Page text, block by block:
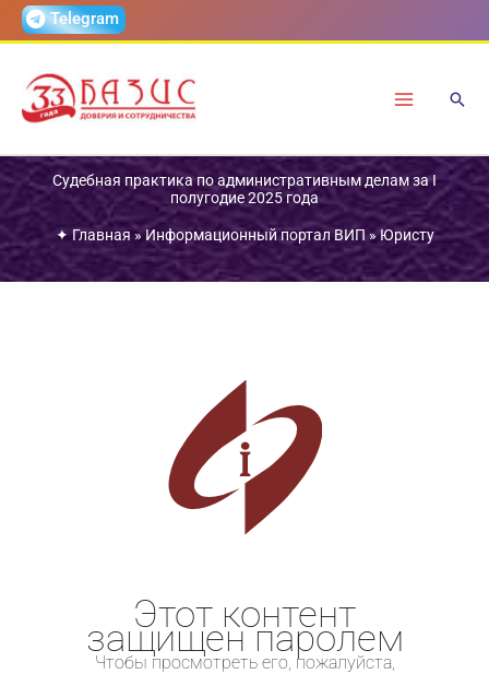
ПерейтиTelegram
Судебная практика по административным делам за I
полугодие 2025 года
✦ Главная»Информационный портал ВИП »Юристу
Этот контент
защищен паролем
Чтобы просмотреть его, пожалуйста,